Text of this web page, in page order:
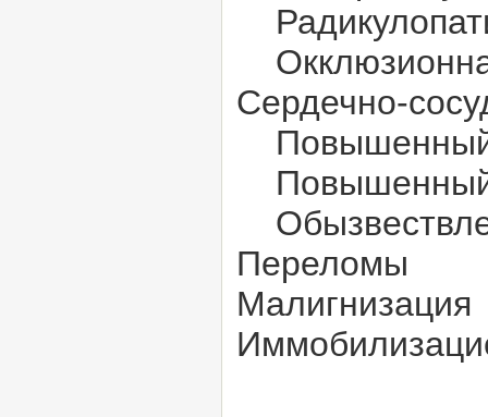
Сердечно-
Повышенный
Повышенный
Переломы
Малигнизация